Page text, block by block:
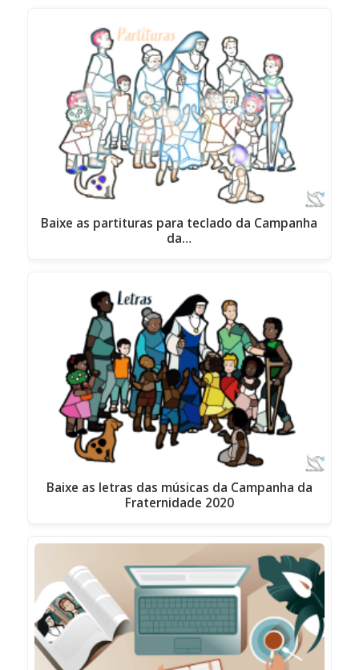
Baixe as partituras para teclado da Campanha
da…
Baixe as letras das músicas da Campanha da
Fraternidade 2020